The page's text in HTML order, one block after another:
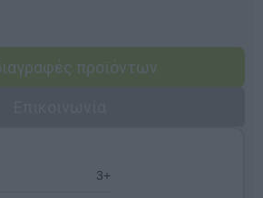
προϊόντων
3+